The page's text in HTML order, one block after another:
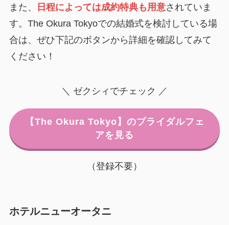
また、 日程によっては成約特典も用意されていま
す。The Okura Tokyoでの結婚式を検討している場
合は、ぜひ下記のボタンから詳細を確認してみて
ください！
＼ ゼクシィでチェック ／
【The Okura Tokyo】のブライダルフェ
アを見る
（登録不要）
ホテルニューオータニ